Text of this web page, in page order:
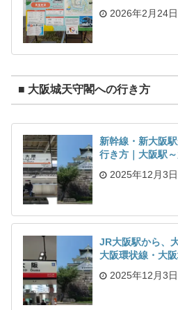
2026年2月24日
■ 大阪城天守閣への行き方
新幹線・新大阪
行き方｜大阪駅
2025年12月3日
JR大阪駅から、
大阪環状線・大
2025年12月3日